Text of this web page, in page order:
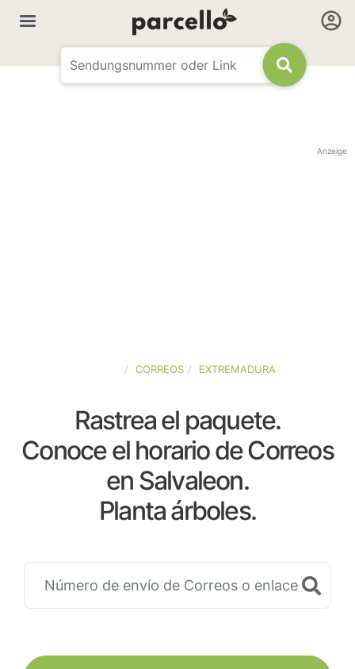
Anzeige
CORREOS EXTREMADURA
Rastrea el paquete.
Conoce el horario de Correos
en Salvaleon.
Planta árboles.